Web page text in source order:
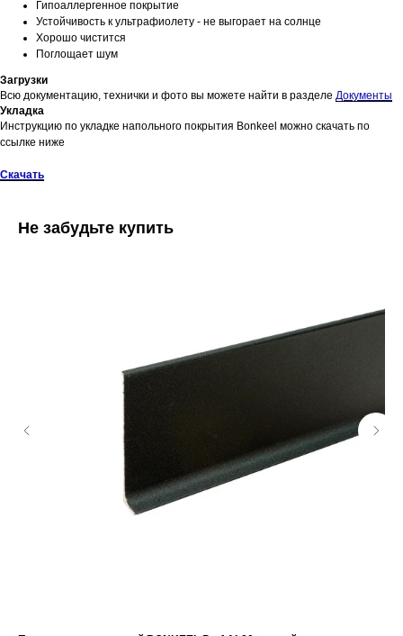
Гипоаллергенное покрытие
Устойчивость к ультрафиолету - не выгорает на солнце
Хорошо чистится
Поглощает шум
Загрузки
Всю документацию, технички и фото вы можете найти в разделе Документы
Укладка
Инструкцию по укладке напольного покрытия Bonkeel можно скачать по
ссылке ниже
Скачать
Не забудьте купить